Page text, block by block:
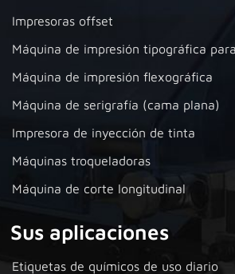
Impresoras offset
Máquina de impresión tipográfica
Máquina de impresión flexográfica
Máquina de serigrafía (cama plana)
Impresora de inyección de tinta
Máquinas troqueladoras
Máquina de corte longitudinal
Sus aplicaciones
Etiquetas de químicos de uso diario